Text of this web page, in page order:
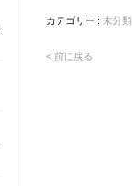
カテゴリー : 未分類
< 前に戻る